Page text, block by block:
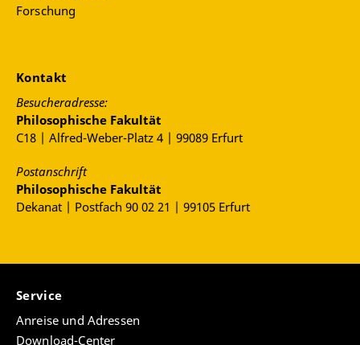
Forschung
Kontakt
Besucheradresse:
Philosophische Fakultät
C18 | Alfred-Weber-Platz 4 | 99089 Erfurt
Postanschrift
Philosophische Fakultät
Dekanat | Postfach 90 02 21 | 99105 Erfurt
Service
Anreise und Adressen
Download-Center